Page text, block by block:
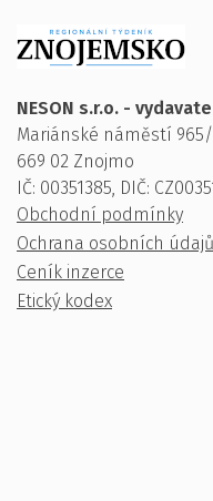
NESON s.r.o. -
Mariánské náměstí
669 02 Znojmo
IČ: 00351385, DIČ:
Obchodní podmínky
Ochrana osobních údajů
Ceník inzerce
Etický kodex